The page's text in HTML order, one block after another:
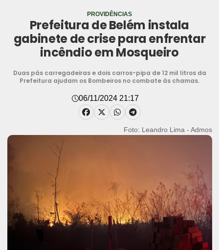
PROVIDÊNCIAS
Prefeitura de Belém instala
gabinete de crise para enfrentar
incêndio em Mosqueiro
Duas pás carregadeiras e dois carros-pipa de 12 mil litros da
Prefeitura ajudam os Bombeiros no combate às chamas.
06/11/2024 21:17
Foto: Leandro Lima - Admos